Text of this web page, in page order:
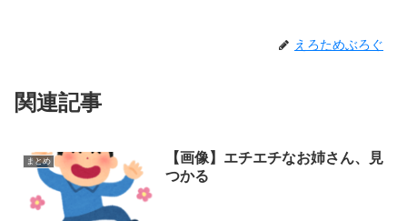
えろためぶろぐ
関連記事
まとめ
【画像】エチエチなお姉さん、見
つかる